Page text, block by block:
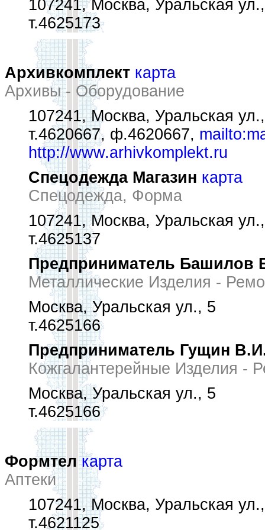
107241, Москва, Уральская
т.4625173
Архивкомплект карта
Архивы - Оборудование
107241, Москва, Уральская
т.4620667, ф.4620667,
http://www.arhivkomplekt.ru
Спецодежда Магазин карта
Спецодежда, Форма
107241, Москва, Уральская
т.4625137
Предприниматель Башилов
Металлические Изделия -
Москва, Уральская ул., 5
т.4625166
Предприниматель Гущин
Кожгалантерейные Изделия -
Москва, Уральская ул., 5
т.4625166
Формтел карта
Аптеки
107241, Москва, Уральская
т.4621125